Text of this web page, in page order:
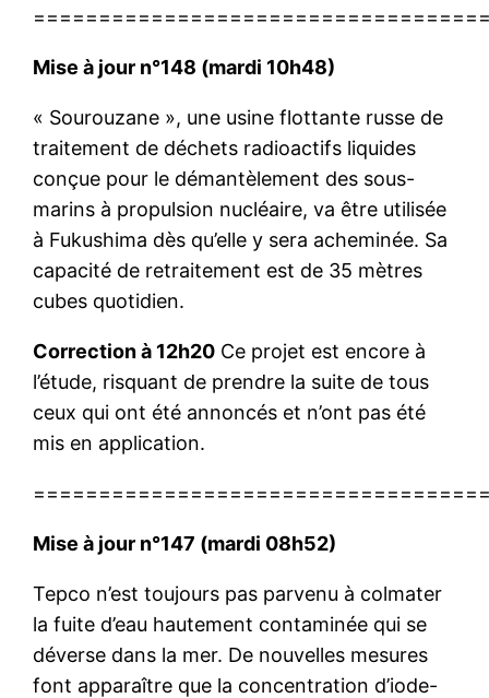
Mise à jour n°148 (mardi 10h48)
« Sourouzane », une usine flottante russe de
traitement de déchets radioactifs liquides
conçue pour le démantèlement des sous-
marins à propulsion nucléaire, va être utilisée
à Fukushima dès qu’elle y sera acheminée. Sa
capacité de retraitement est de 35 mètres
cubes quotidien.
Correction à 12h20 Ce projet est encore à
l’étude, risquant de prendre la suite de tous
ceux qui ont été annoncés et n’ont pas été
mis en application.
Mise à jour n°147 (mardi 08h52)
Tepco n’est toujours pas parvenu à colmater
la fuite d’eau hautement contaminée qui se
déverse dans la mer. De nouvelles mesures
font apparaître que la concentration d’iode-